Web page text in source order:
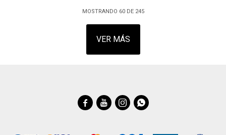
MOSTRANDO 60DE 245
VER MÁS
   